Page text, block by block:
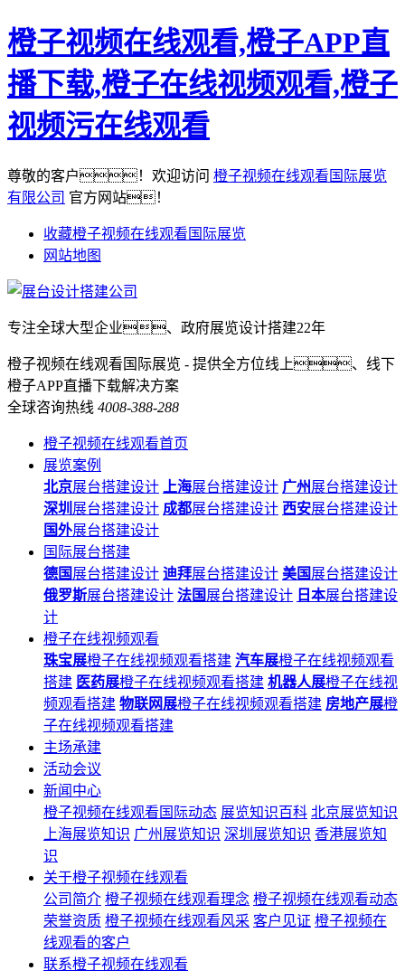
橙子视频在线观看,橙子APP直
播下载,橙子在线视频观看,橙子
视频污在线观看
尊敬的客户！欢迎访问 橙子视频在线观看国际展览
有限公司 官方网站！
收藏橙子视频在线观看国际展览
网站地图
专注全球大型企业、政府展览设计搭建22年
橙子视频在线观看国际展览 - 提供全方位线上、线下
橙子APP直播下载解决方案
全球咨询热线 4008-388-288
橙子视频在线观看首页
展览案例
北京展台搭建设计 上海展台搭建设计 广州展台搭建设计
深圳 展台搭建设计 成都展台搭建设计 西安展台搭建设计
国外展台搭建设计
国际展台搭建
德国 展台搭建设计 迪拜展台搭建设计 美国 展台搭建设计
俄罗斯展台搭建设计 法国 展台搭建设计 日本展台搭建设
计
橙子在线视频观看
珠宝展橙子在线视频观看搭建 汽车展橙子在线视频观看
搭建 医药展橙子在线视频观看搭建 机器人展橙子在线视
频观看搭建 物联网展橙子在线视频观看搭建 房地产展橙
子在线视频观看搭建
主场承建
活动会议
新闻中心
橙子视频在线观看国际动态 展览知识百科 北京展览知识
上海展览知识 广州展览知识 深圳展览知识 香港展览知
识
关于橙子视频在线观看
公司简介 橙子视频在线观看理念 橙子视频在线观看动态
荣誉资质 橙子视频在线观看风采 客户见证 橙子视频在
线观看的客户
联系橙子视频在线观看